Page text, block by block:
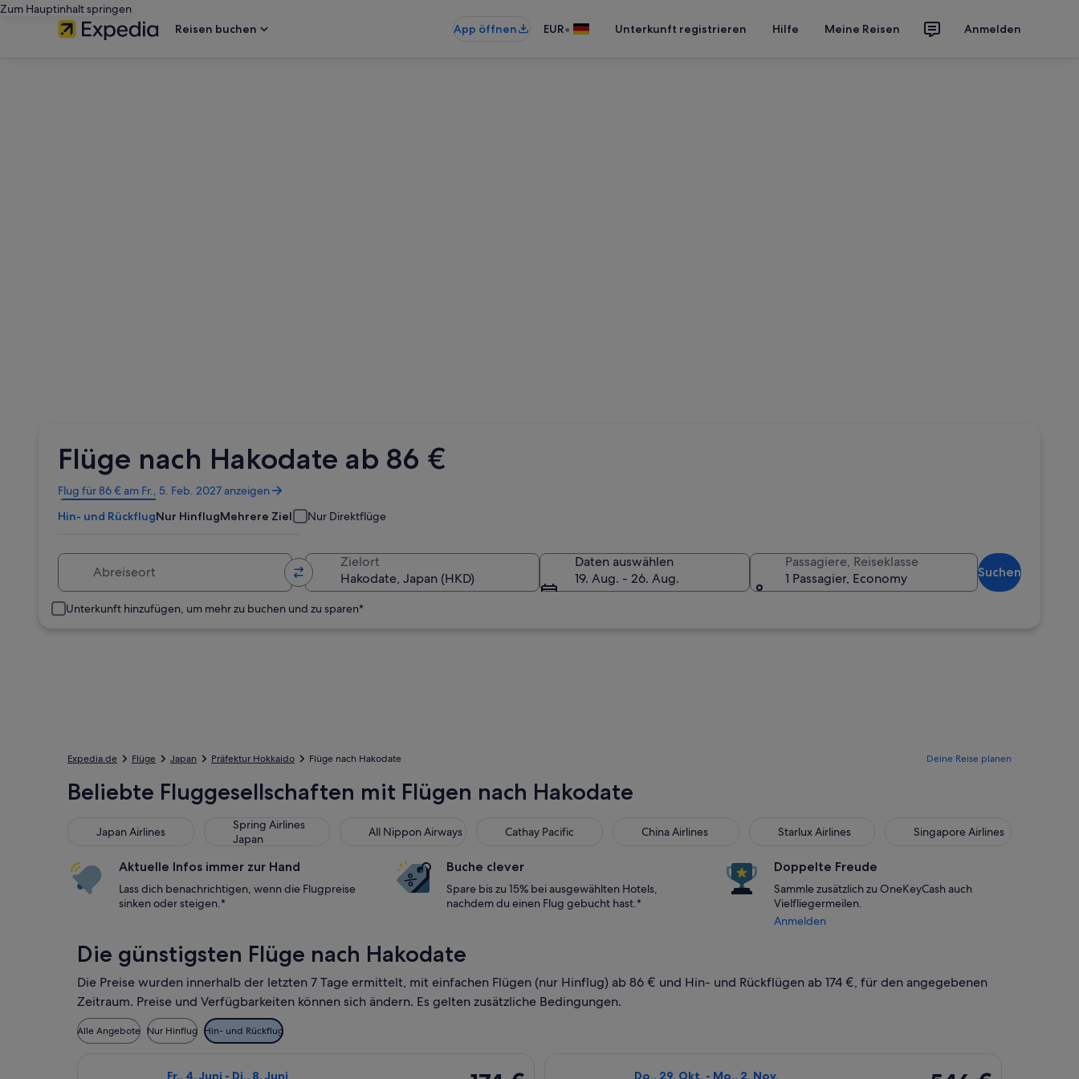
Zum Hauptinhalt springen
Reisen buchen
App öffnen EUR• Unterkunft registrieren Hilfe Meine Reisen Anmelden
Flüge nach Hakodate ab 86 €
Flug für 86 € am Fr., 5. Feb. 2027 anzeigen
Wird
in
einem
geöffnet
Hin- und RückflugNur HinflugMehrere Ziele Nur Direktflüge
Zielort
Daten auswählen
19. Aug. - 26. Aug.
Passagiere, Reiseklasse
1 Passagier, Economy
Suchen
Unterkunft hinzufügen, um mehr zu buchen und zu sparen*
Expedia.de Flüge Japan Präfektur Hokkaido Flüge nach Hakodate Deine Reise planen
Beliebte Fluggesellschaften mit Flügen nach Hakodate
Japan Airlines
Japan Airlines
Spring Airlines
Japan
Spring Airlines Japan All Nippon Airways
All Nippon Airways Cathay Pacific
Cathay Pacific China Airlines
China Airlines Starlux Airlines
Starlux Airlines Singapore Airlines
Singapore Airlines
Aktuelle Infos immer zur Hand
Lass dich benachrichtigen, wenn die Flugpreise
sinken oder steigen.*
Buche clever
Spare bis zu 15% bei ausgewählten Hotels,
nachdem du einen Flug gebucht hast.*
Doppelte Freude
Sammle zusätzlich zu OneKeyCash auch
Vielfliegermeilen.
Anmelden
Die günstigsten Flüge nach Hakodate
Die Preise wurden innerhalb der letzten 7 Tage ermittelt, mit einfachen Flügen (nur Hinflug) ab 86 € und Hin- und Rückflügen ab 174 €, für den angegebenen
Zeitraum. Preise und Verfügbarkeiten können sich ändern. Es gelten zusätzliche Bedingungen.
Alle Angebote Nur Hinflug Hin- und Rückflug
Fr., 4. Juni - Di., 8. Juni Do., 29. Okt. - Mo., 2. Nov.